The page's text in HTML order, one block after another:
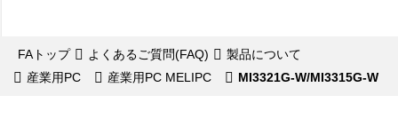
FAトップ よくあるご質問(FAQ)
製品について
産業用PC
産業用PC MELIPC MI3321G-W/MI3315G-W